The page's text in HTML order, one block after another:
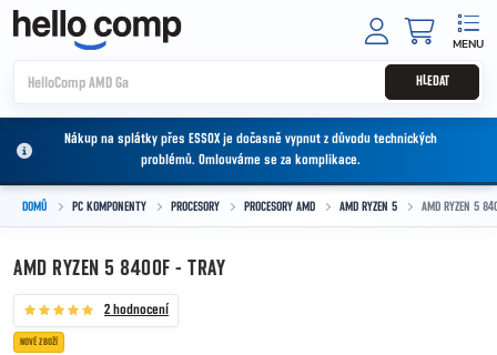
Přejít na obsah
HLEDAT
Nákup na splátky přes ESSOX je dočasně vypnut z důvodu technických
problémů. Omlouváme se za komplikace.
DOMŮ PC KOMPONENTY PROCESORY PROCESORY AMD AMD RYZEN 5 AMD RYZEN 5
AMD RYZEN 5 8400F - TRAY
2 hodnocení
NOVÉ ZBOŽÍ